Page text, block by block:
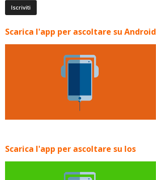
Scarica l'app per ascoltare su Android
Scarica l'app per ascoltare su Ios